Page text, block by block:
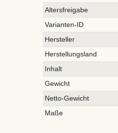
Altersfreigabe
Varianten-ID
Hersteller
Herstellungsland
Inhalt
Gewicht
Netto-Gewicht
Maße